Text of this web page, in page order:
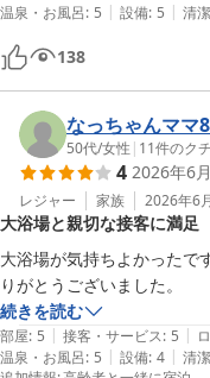
温泉・お風呂: 5 | 設備: 5 | 清
138
なっちゃんママ
50代/女性 | 11件のク
4 2026年6
レジャー 家族 2026年6
大浴場と親切な接客に満足
大浴場が気持ちよかったで
りがとうございました。
続きを読む
部屋: 5 | 接客・サービス: 5 |
温泉・お風呂: 5 | 設備: 4 | 清